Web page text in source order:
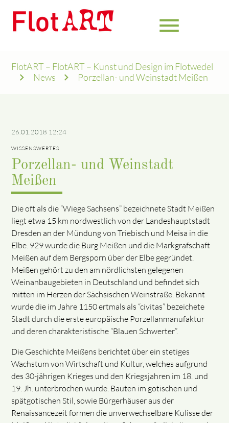
menu
FlotART – FlotART – Kunst und Design im Flotwedel
News
Porzellan- und Weinstadt Meißen
26.01.2018 12:24
WISSENSWERTES
Porzellan- und Weinstadt
Meißen
Die oft als die “Wiege Sachsens” bezeichnete Stadt Meißen
liegt etwa 15 km nordwestlich von der Landeshauptstadt
Dresden an der Mündung von Triebisch und Meisa in die
Elbe. 929 wurde die Burg Meißen und die Markgrafschaft
Meißen auf dem Bergsporn über der Elbe gegründet.
Meißen gehört zu den am nördlichsten gelegenen
Weinanbaugebieten in Deutschland und befindet sich
mitten im Herzen der Sächsischen Weinstraße. Bekannt
wurde die im Jahre 1150 ertmals als “civitas” bezeichete
Stadt durch die erste europäische Porzellanmanufaktur
und deren charakteristische “Blauen Schwerter”.
Die Geschichte Meißens berichtet über ein stetiges
Wachstum von Wirtschaft und Kultur, welches aufgrund
des 30-jährigen Krieges und den Kriegsjahren im 18. und
19. Jh. unterbrochen wurde. Bauten im gotischen und
spätgotischen Stil, sowie Bürgerhäuser aus der
Renaissancezeit formen die unverwechselbare Kulisse der